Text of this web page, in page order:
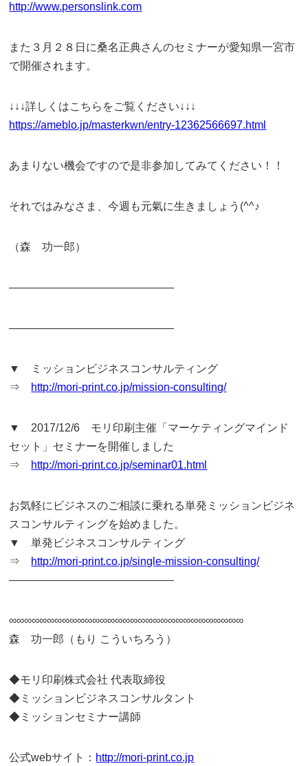
http://www.personslink.com
また３月２８日に桑名正典さんのセミナーが愛知県一宮市
で開催されます。
↓↓↓詳しくはこちらをご覧ください↓↓↓
https://ameblo.jp/masterkwn/entry-12362566697.html
あまりない機会ですので是非参加してみてください！！
それではみなさま、今週も元氣に生きましょう(^^♪
（森 功一郎）
———————————————
———————————————
▼ ミッションビジネスコンサルティング
⇒ http://mori-print.co.jp/mission-consulting/
▼ 2017/12/6 モリ印刷主催「マーケティングマインド
セット」セミナーを開催しました
⇒ http://mori-print.co.jp/seminar01.html
お気軽にビジネスのご相談に乗れる単発ミッションビジネ
スコンサルティングを始めました。
▼ 単発ビジネスコンサルティング
⇒ http://mori-print.co.jp/single-mission-consulting/
———————————————
∞∞∞∞∞∞∞∞∞∞∞∞∞∞∞∞∞∞∞∞∞∞∞∞∞∞∞∞∞∞∞
森 功一郎（もり こういちろう）
◆モリ印刷株式会社 代表取締役
◆ミッションビジネスコンサルタント
◆ミッションセミナー講師
公式webサイト： http://mori-print.co.jp